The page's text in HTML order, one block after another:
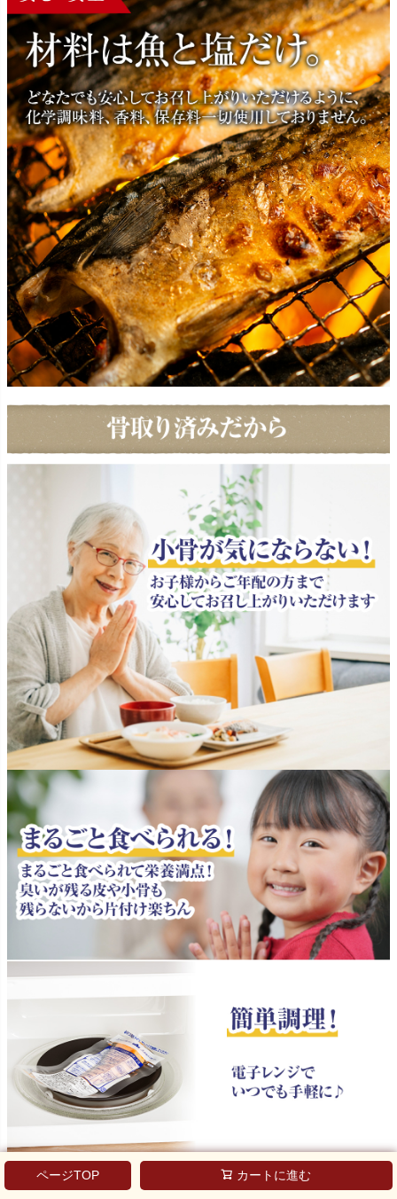
ページTOP カートに進む